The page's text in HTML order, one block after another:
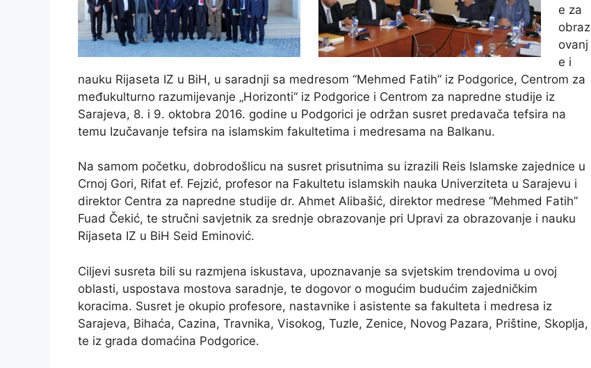
e za
obraz
ovanj
e i
nauku Rijaseta IZ u BiH, u saradnji sa medresom “Mehmed Fatih” iz Podgorice, Centrom za
međukulturno razumijevanje „Horizonti“ iz Podgorice i Centrom za napredne studije iz
Sarajeva, 8. i 9. oktobra 2016. godine u Podgorici je održan susret predavača tefsira na
temu Izučavanje tefsira na islamskim fakultetima i medresama na Balkanu.
Na samom početku, dobrodošlicu na susret prisutnima su izrazili Reis Islamske zajednice u
Crnoj Gori, Rifat ef. Fejzić, profesor na Fakultetu islamskih nauka Univerziteta u Sarajevu i
direktor Centra za napredne studije dr. Ahmet Alibašić, direktor medrese “Mehmed Fatih”
Fuad Čekić, te stručni savjetnik za srednje obrazovanje pri Upravi za obrazovanje i nauku
Rijaseta IZ u BiH Seid Eminović.
Ciljevi susreta bili su razmjena iskustava, upoznavanje sa svjetskim trendovima u ovoj
oblasti, uspostava mostova saradnje, te dogovor o mogućim budućim zajedničkim
koracima. Susret je okupio profesore, nastavnike i asistente sa fakulteta i medresa iz
Sarajeva, Bihaća, Cazina, Travnika, Visokog, Tuzle, Zenice, Novog Pazara, Prištine, Skoplja,
te iz grada domaćina Podgorice.